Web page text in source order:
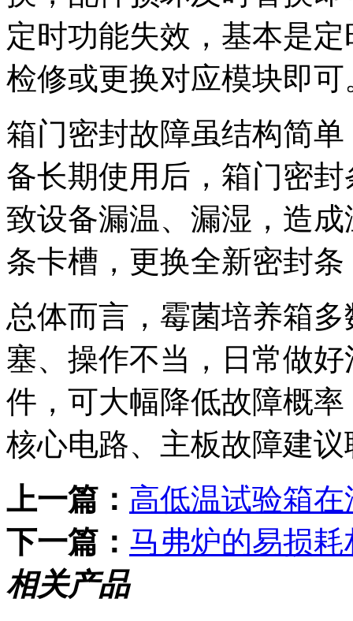
定时功能失效，基本是
检修或更换对应模块即可
箱门密封故障虽结构简
备长期使用后，箱门密
致设备漏温、漏湿，造
条卡槽，更换全新密封
总体而言，霉菌培养箱
塞、操作不当，日常做
件，可大幅降低故障概
核心电路、主板故障建
上一篇： 高低温试验箱
下一篇： 马弗炉的易损耗
相关产品